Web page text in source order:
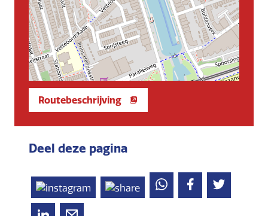
Routebeschrijving
Deel deze pagina